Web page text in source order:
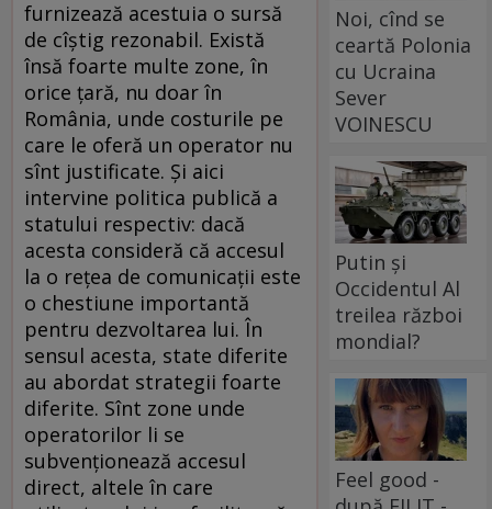
furnizează acestuia o sursă
de cîştig rezonabil. Există
însă foarte multe zone, în
orice ţară, nu doar în
România, unde costurile pe
care le oferă un operator nu
sînt justificate. Şi aici
intervine politica publică a
statului respectiv: dacă
acesta consideră că accesul
la o reţea de comunicaţii este
o chestiune importantă
pentru dezvoltarea lui. În
sensul acesta, state diferite
au abordat strategii foarte
diferite. Sînt zone unde
operatorilor li se
subvenţionează accesul
direct, altele în care
Noi, cînd se
ceartă Polonia
cu Ucraina
Sever
VOINESCU
Putin și
Occidentul Al
treilea război
mondial?
Feel good -